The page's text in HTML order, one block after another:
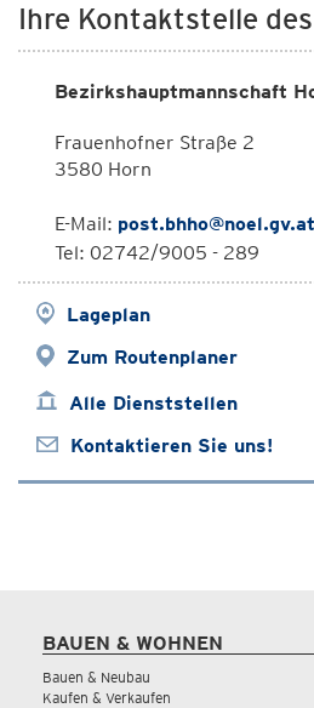
Ihre Kontaktstelle
Bezirkshauptmannschaft
Frauenhofner Straße 2
3580 Horn
E-Mail: post.bhho@noel.gv.at
Tel: 02742/9005 - 289
Lageplan
Zum Routenplaner
Alle Dienststellen
Kontaktieren Sie uns!
BAUEN & WOHNEN
Bauen & Neubau
Kaufen & Verkaufen